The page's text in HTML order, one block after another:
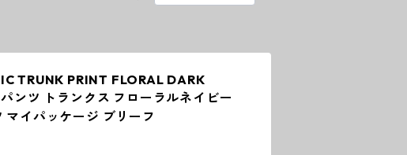
TRUNK PRINT FLORAL DARK
ンツ トランクス フローラルネイビー
マイパッケージ ブリーフ